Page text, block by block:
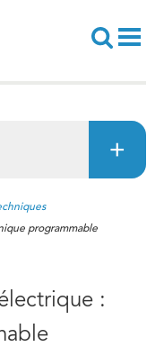
Recherche
programmable
: